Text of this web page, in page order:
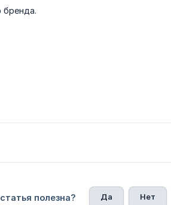
бренда.
полезна? Да Нет